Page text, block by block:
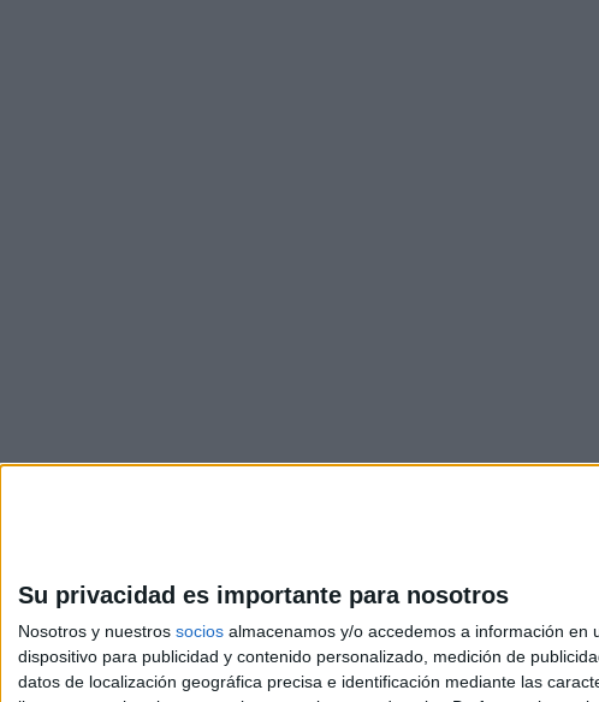
Su privacidad es importante para nosotros
Nosotros y nuestros socios almacenamos y/o accedemos a información
dispositivo para publicidad y contenido personalizado, medición de
datos de localización geográfica precisa e identificación mediante las
Aviso legal
© 2003-2026Compás